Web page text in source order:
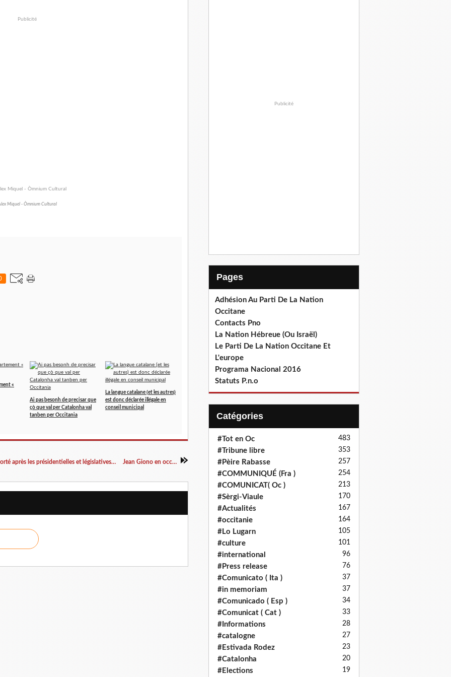
Publicité
Miquel - Òmnium Cultural
«
Ai pas besonh de precisar que
çò que val per Catalonha val
tanben per Occitania
La langue catalane (et les autres)
est donc déclarée illégale en
conseil municipal
Le FLNKS demande que le référendum soit reporté après les présidentielles et législatives de 2022 Jean Giono en occitan
Publicité
Pages
Adhésion Au Parti De La Nation
Occitane
Contacts Pno
La Nation Hébreue (Ou Israël)
Le Parti De La Nation Occitane Et
L'europe
Programa Nacional 2016
Statuts P.n.o
Catégories
#Tot en Oc 483
#Tribune libre 353
#Pèire Rabasse 257
#COMMUNIQUÉ (Fra ) 254
#COMUNICAT( Oc ) 213
#Sèrgi-Viaule 170
#Actualités 167
#occitanie 164
#Lo Lugarn 105
#culture 101
#international 96
#Press release 76
#Comunicato ( Ita ) 37
#in memoriam 37
#Comunicado ( Esp ) 34
#Comunicat ( Cat ) 33
#Informations 28
#catalogne 27
#Estivada Rodez 23
#Catalonha 20
#Elections 19